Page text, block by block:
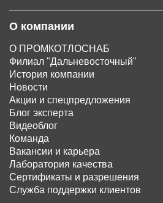
О компании
О ПРОМКОТЛОСНАБ
Филиал "Дальневосточный"
История компании
Новости
Акции и спецпредложения
Блог эксперта
Видеоблог
Команда
Вакансии и карьера
Лаборатория качества
Сертификаты и разрешения
Служба поддержки клиентов